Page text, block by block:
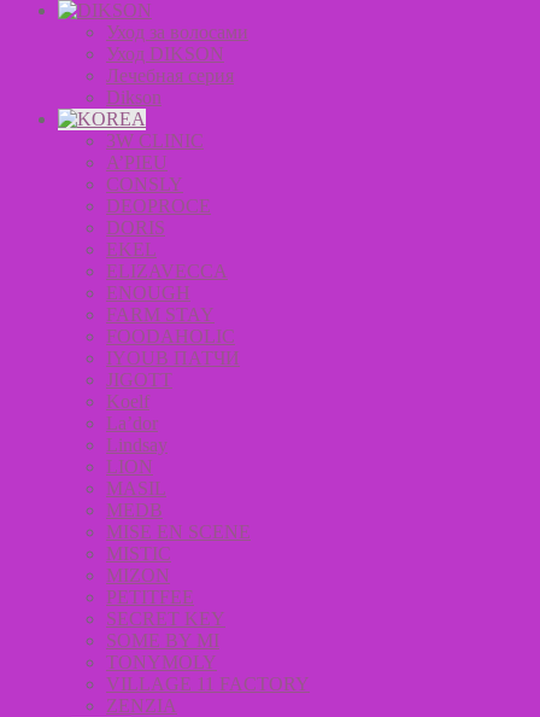
Уход за волосами
Уход DIKSON
Лечебная серия
Dikson
3W CLINIC
A’PIEU
CONSLY
DEOPROCE
DORIS
EKEL
ELIZAVECCA
ENOUGH
FARM STAY
FOODAHOLIC
IYOUB ПАТЧИ
JIGOTT
Koelf
La’dor
Lindsay
LION
MASIL
MEDB
MISE EN SCENE
MISTIC
MIZON
PETITFEE
SECRET KEY
SOME BY MI
TONYMOLY
VILLAGE 11 FACTORY
ZENZIA